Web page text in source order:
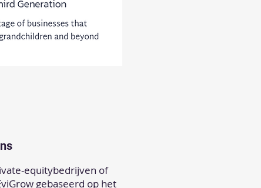
equitybedrijven of
gebaseerd op het